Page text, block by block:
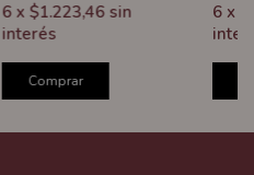
6 x $1.223,46 sin
interés
Comprar
6 x